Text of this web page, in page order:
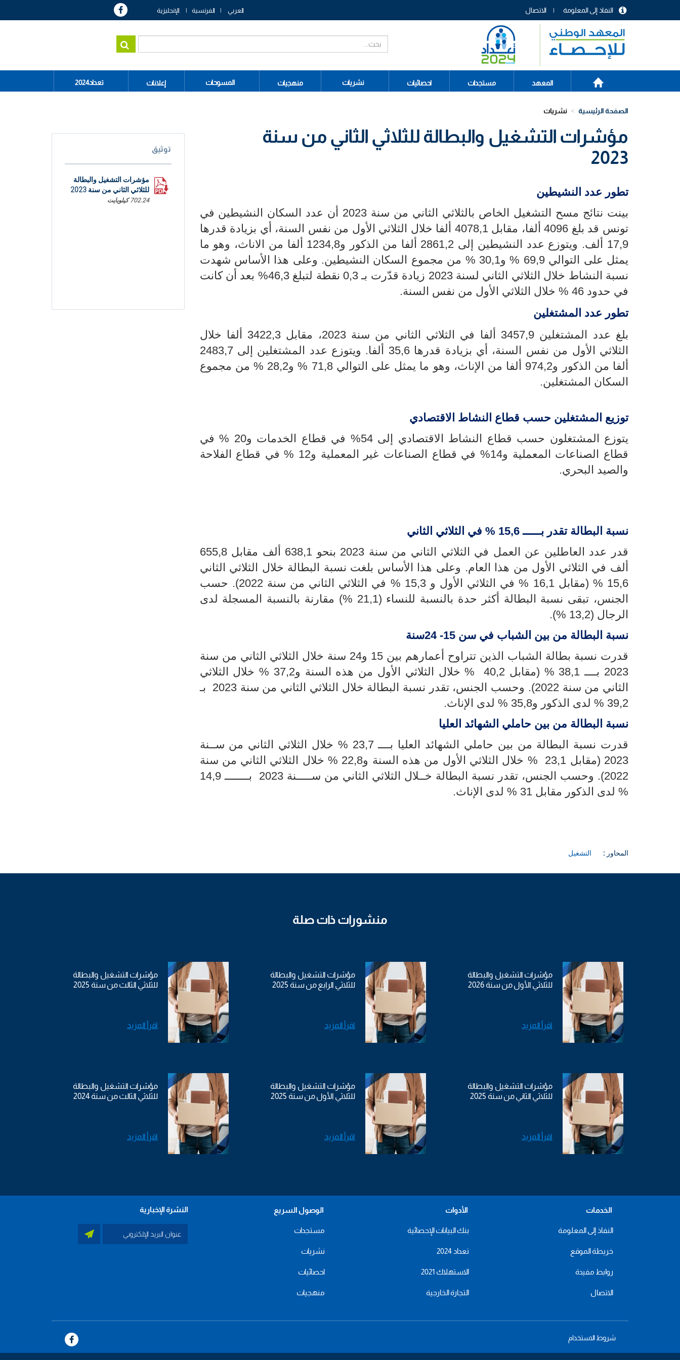
menu
header
الاتصال النفاذ إلى المعلومة العربي الفرنسية الإنجليزية
Main
navigation
الرئيسية
المعهد مستجدات احصائيات نشريات منهجيات المسوحات إعلانات تعداد2024
الصفحة الرئيسية نشريات
مؤشرات التشغيل والبطالة للثلاثي الثاني من سنة
2023
تطور عدد النشيطين
بينت نتائج مسح التشغيل الخاص بالثلاثي الثاني من سنة 2023 أن عدد السكان النشيطين في
تونس قد بلغ 4096 ألفا، مقابل 4078,1 ألفا خلال الثلاثي الأول من نفس السنة، أي بزيادة قدرها
17,9 ألف. ويتوزع عدد النشيطين إلى 2861,2 ألفا من الذكور و1234,8 ألفا من الاناث، وهو ما
يمثل على التوالي 69,9 % و30,1 % من مجموع السكان النشيطين. وعلى هذا الأساس شهدت
نسبة النشاط خلال الثلاثي الثاني لسنة 2023 زيادة قدّرت بـ 0,3 نقطة لتبلغ 46,3% بعد أن كانت
في حدود 46 % خلال الثلاثي الأول من نفس السنة.
تطور عدد المشتغلين
بلغ عدد المشتغلين 3457,9 ألفا في الثلاثي الثاني من سنة 2023، مقابل 3422,3 ألفا خلال
الثلاثي الأول من نفس السنة، أي بزيادة قدرها 35,6 ألفا. ويتوزع عدد المشتغلين إلى 2483,7
ألفا من الذكور و974,2 ألفا من الإناث، وهو ما يمثل على التوالي
71,8
% و28,2 % من مجموع
السكان المشتغلين.
توزيع المشتغلين حسب قطاع النشاط الاقتصادي
يتوزع المشتغلون حسب قطاع النشاط الاقتصادي إلى 54
% في قطاع الخدمات و
20 % في
قطاع الصناعات المعملية و14% في قطاع الصناعات غير المعملية و12 % في قطاع الفلاحة
والصيد البحري.
نسبة البطالة تقدر بــــــ 15,6 % في الثلاثي الثاني
قدر عدد العاطلين عن العمل في الثلاثي الثاني من سنة 2023 بنحو 638,1 ألف مقابل 655,8
ألف في الثلاثي الأول من هذا العام. وعلى هذا الأساس بلغت نسبة البطالة خلال الثلاثي الثاني
15,6
% (مقابل 16,1 %في الثلاثي الأول و 15,3 % في
الثلاثي الثاني من سنة 2022). حسب
الجنس، تبقى نسبة البطالة أكثر حدة بالنسبة للنساء (21,1
%) مقارنة بالنسبة المسجلة لدى
الرجال (13,2
%
).
نسبة البطالة من بين الشباب في سن 15- 24سنة
قدرت نسبة بطالة الشباب الذين تتراوح أعمارهم بين 15 و24 سنة خلال الثلاثي الثاني من سنة
2023 بــــ 38,1 % (مقابل 40,2 % خلال الثلاثي الأول من هذه السنة و37,2 % خلال الثلاثي
الثاني من سنة 2022). وحسب الجنس، تقدر نسبة البطالة خلال الثلاثي الثاني من سنة 2023 بـ
39,2 % لدى الذكور و35,8 % لدى الإناث.
نسبة البطالة من بين حاملي الشهائد العليا
قدرت نسبة البطالة من بين
حاملي الشهائد العليا بــــ 23,7 % خلال الثلاثي الثاني من ســنة
2023
(مقابل 23,1 % خلال الثلاثي الأول من هذه السنة و22,8 % خلال الثلاثي الثاني من سنة
2022)
. وحسب الجنس،
تقدر نسبة البطالة خــلال الثلاثي الثاني من ســـــنة 2023 بــــــــ 14,9
% لدى الذكور مقابل 31 % لدى الإناث
.
المحاور : التشغيل
توثيق
مؤشرات التشغيل والبطالة
للثلاثي الثاني من سنة 2023
702.24 كيلوبايت
منشورات ذات صلة
مؤشرات التشغيل والبطالة
للثلاثي الأول من سنة 2026
اقرأ المزيد
مؤشرات التشغيل والبطالة
للثلاثي الرابع من سنة 2025
اقرأ المزيد
مؤشرات التشغيل والبطالة
للثلاثي الثالث من سنة 2025
اقرأ المزيد
مؤشرات التشغيل والبطالة
للثلاثي الثاني من سنة 2025
اقرأ المزيد
مؤشرات التشغيل والبطالة
للثلاثي الأول من سنة 2025
اقرأ المزيد
مؤشرات التشغيل والبطالة
للثلاثي الثالث من سنة 2024
اقرأ المزيد
الخدمات
النفاذ إلى المعلومة
خريطة الموقع
روابط مفيدة
الاتصال
الأدوات
بنك البيانات الإحصائية
تعداد 2024
الاستهلاك 2021
التجارة الخارجية
الوصول السريع
مستجدات
نشريات
احصائيات
منهجيات
النشرة الإخبارية
menu
شروط الاستخدام